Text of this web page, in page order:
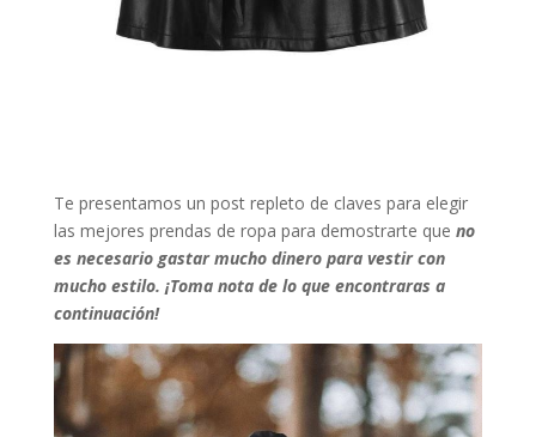
Te presentamos un post repleto de claves para elegir
las mejores prendas de ropa para demostrarte que no
es necesario gastar mucho dinero para vestir con
mucho estilo. ¡Toma nota de lo que encontraras a
continuación!